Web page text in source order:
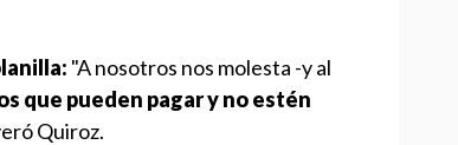
"A nosotros nos molesta -y al
que pueden pagar y no estén
Quiroz.